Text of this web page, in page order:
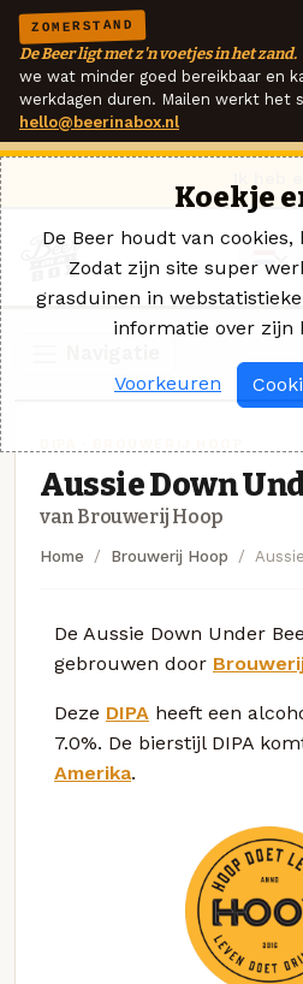
ZOMERSTAND
De Beer ligt met z'n voetjes in het zand.
we wat minder goed bereikbaar en
werkdagen duren. Mailen werkt het
hello@beerinabox.nl
Aussie Down
van Brouwerij Hoop
Home Brouwerij Hoop
De Aussie Down Under
gebrouwen door
Deze DIPA heeft een
7.0%. De bierstijl DIPA
Amerika.
Koekje
De Beer houdt van
Zodat zijn site super
grasduinen in
informatie over zijn
Voorkeuren